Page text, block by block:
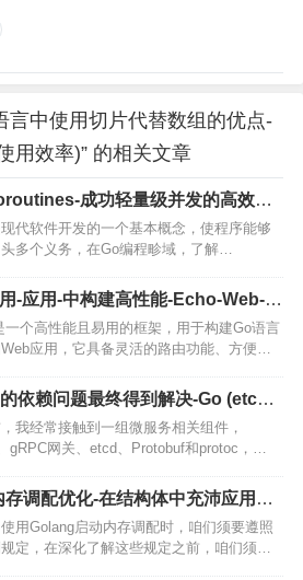
言中使用切片代替数组的优点-
用效率)” 的相关文章
成功轻量级并发的高效并
-Go
代软件开发的一个基本概念，使程序能够
多个义务，在Go编程畛域，了解
，它们的轻量级特性，如何经常使用go
创立它们…
-应用-中构建高性能-Echo-Web-
使用应急法压缩时间时,不一定)
一个高性能且易用的框架，用于构建Go语言
应用，它具备灵活的路由功能、方便的
合快速开发API服务和Web应用，快速入门要
…
依赖问题最终得到解决-Go (etcd
全称)
我经常接触到一组微服务相关组件，
gRPC网关、etcd、Protobuf和protoc，
本的发布而持续更新，问题出现了，这
存调配优化-在结构体中充沛应用内
内存)
用Golang启动内存调配时，咱们须要遵照
定，在深化了解这些规定之前，咱们须要